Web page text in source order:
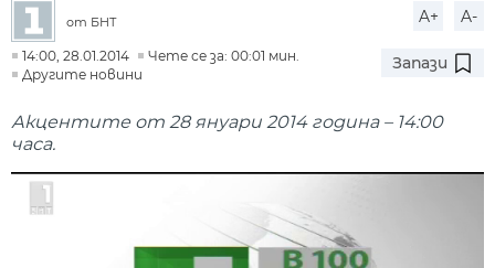
от БНТ A+ A-
14:00, 28.01.2014
Чете се за: 00:01 мин.
Другите новини
Запази
Акцентите от 28 януари 2014 година – 14:00
часа.